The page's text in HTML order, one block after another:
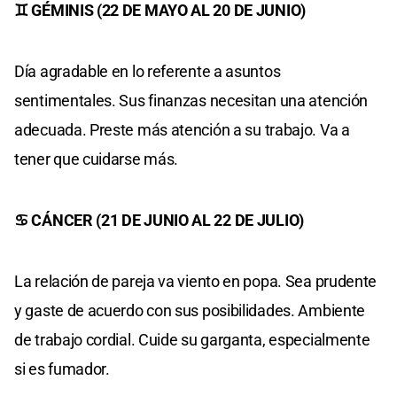
♊ GÉMINIS (22 DE MAYO AL 20 DE JUNIO)
Día agradable en lo referente a asuntos
sentimentales. Sus finanzas necesitan una atención
adecuada. Preste más atención a su trabajo. Va a
tener que cuidarse más.
♋ CÁNCER (21 DE JUNIO AL 22 DE JULIO)
La relación de pareja va viento en popa. Sea prudente
y gaste de acuerdo con sus posibilidades. Ambiente
de trabajo cordial. Cuide su garganta, especialmente
si es fumador.